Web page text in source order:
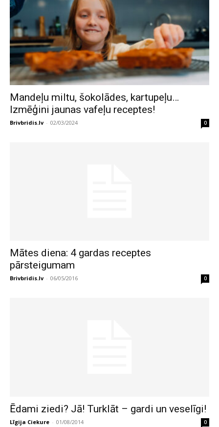
Mandeļu miltu, šokolādes, kartupeļu…
Izmēģini jaunas vafeļu receptes!
Brivbridis.lv - 02/03/2024 0
Mātes diena: 4 gardas receptes
pārsteigumam
Brivbridis.lv - 06/05/2016 0
Ēdami ziedi? Jā! Turklāt – gardi un veselīgi!
Līgija Ciekure - 01/08/2014 0